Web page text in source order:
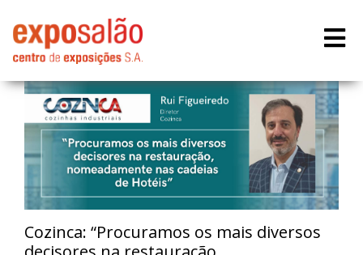
Cozinca: “Procuramos os mais diversos